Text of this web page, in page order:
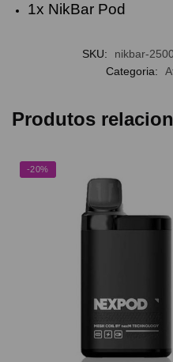
1x NikBar Pod
SKU:
nikbar-
Categoria:
Produtos
-20%